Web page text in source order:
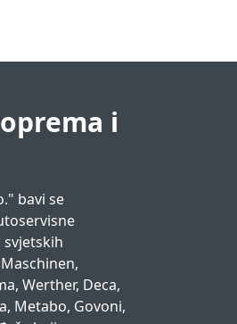
i
bavi se
Werther, Deca,
Metabo, Govoni,